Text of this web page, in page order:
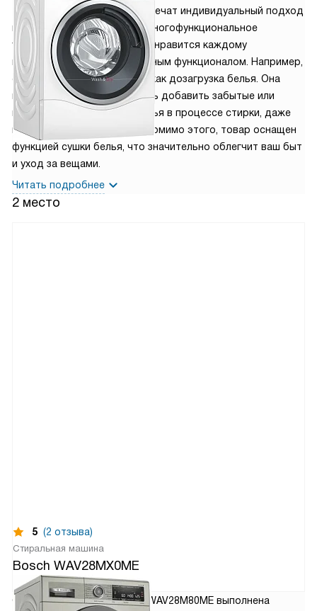
14 программ, которые обеспечат индивидуальный подход
к каждому типу ткани. Это многофункциональное
устройство белого цвета понравится каждому
пользователю своим обширным функционалом. Например,
есть такая важная функция как дозагрузка белья. Она
предоставляет возможность добавить забытые или
пропущенные предметы белья в процессе стирки, даже
после запуска программы. Помимо этого, товар оснащен
функцией сушки белья, что значительно облегчит ваш быт
и уход за вещами.
Читать подробнее
2 место
5 (2 отзыва)
Стиральная машина
Bosch WAV28MX0ME
138 590руб.
Стиральная машина Bosch WAV28M80ME выполнена